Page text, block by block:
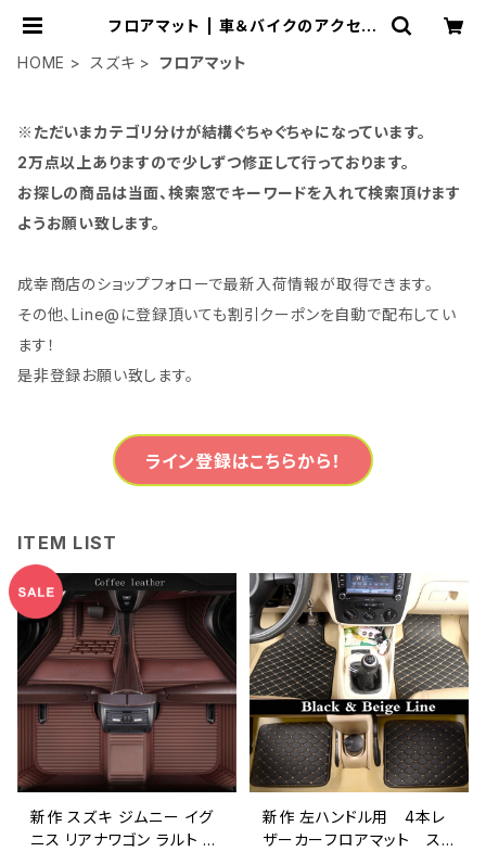
フロアマット | 車＆バイクのアクセサ
「成幸商店」
HOME スズキ フロアマット
※ただいまカテゴリ分けが結構ぐちゃぐちゃになっています。
2万点以上ありますので少しずつ修正して行っております。
お探しの商品は当面、検索窓でキーワードを入れて検索頂けます
ようお願い致します。
成幸商店のショップフォローで最新入荷情報が取得できます。
その他、Line@に登録頂いても割引クーポンを自動で配布してい
ます！
是非登録お願い致します。
ライン登録はこちらから！
ITEM LIST
新作 スズキ ジムニー イグ
ニス リアナワゴン ラルト グ
新作 左ハンドル用 4本レ
ザーカーフロアマット ス